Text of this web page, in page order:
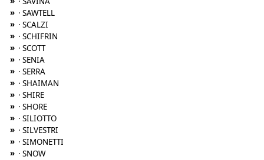
» · SAWTELL
» · SCALZI
» · SCHIFRIN
» · SCOTT
» · SENIA
» · SERRA
» · SHAIMAN
» · SHIRE
» · SHORE
» · SILIOTTO
» · SILVESTRI
» · SIMONETTI
» · SNOW